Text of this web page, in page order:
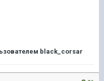
black_corsar